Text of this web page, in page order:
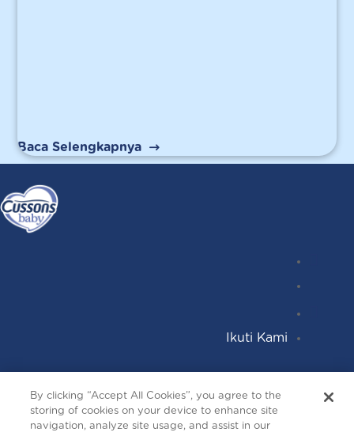
Baca Selengkapnya
Ikuti Kami
Privacy and Cookies
Contact Us
By clicking “Accept All Cookies”, you agree to the
storing of cookies on your device to enhance site
navigation, analyze site usage, and assist in our